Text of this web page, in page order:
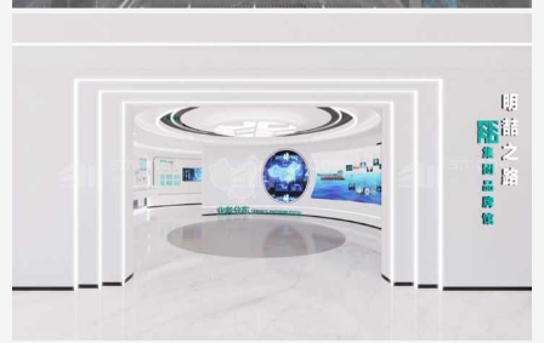
明喆集团展厅
地点：广东省深圳市